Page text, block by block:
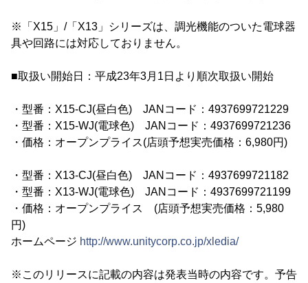
※「X15」/「X13」シリーズは、調光機能のついた電球器
具や回路には対応しておりません。
■取扱い開始日：平成23年3月1日より順次取扱い開始
・型番：X15-CJ(昼白色) JANコード：4937699721229
・型番：X15-WJ(電球色) JANコード：4937699721236
・価格：オープンプライス(店頭予想実売価格：6,980円)
・型番：X13-CJ(昼白色) JANコード：4937699721182
・型番：X13-WJ(電球色) JANコード：4937699721199
・価格：オープンプライス (店頭予想実売価格：5,980
円)
ホームページ http://www.unitycorp.co.jp/xledia/
※このリリースに記載の内容は発表当時の内容です。予告